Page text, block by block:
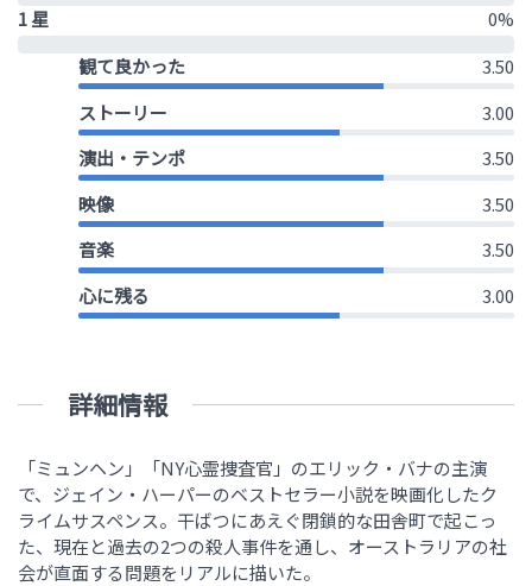
1 星
0%
観て良かった
3.50
ストーリー
3.00
演出・テンポ
3.50
映像
3.50
音楽
3.50
心に残る
3.00
詳細情報
「ミュンヘン」「NY心霊捜査官」のエリック・バナの主演
で、ジェイン・ハーパーのベストセラー小説を映画化したク
ライムサスペンス。干ばつにあえぐ閉鎖的な田舎町で起こっ
た、現在と過去の2つの殺人事件を通し、オーストラリアの社
会が直面する問題をリアルに描いた。